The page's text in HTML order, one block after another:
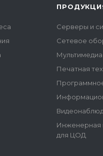
Серверы и
Сетевое
Мультимедиа
Печатная
Инженерная
для ЦОД